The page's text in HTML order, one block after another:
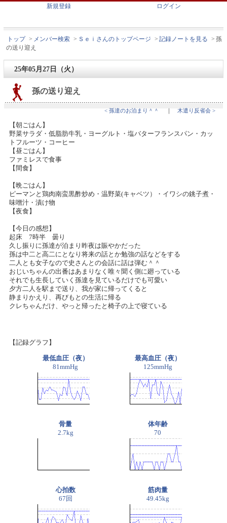
新規登録 ログイン
トップ > メンバー検索 > Ｓｅｉさんのトップページ > 記録ノートを見る > 孫
の送り迎え
25年05月27日（火）
孫の送り迎え
< 孫達のお泊まり＾＾ ｜ 木遣り反省会 >
【朝ごはん】
野菜サラダ・低脂肪牛乳・ヨーグルト・塩バターフランスパン・カッ
トフルーツ・コーヒー
【昼ごはん】
ファミレスで食事
【間食】
【晩ごはん】
ピーマンと鶏肉南蛮黒酢炒め・温野菜(キャベツ）・イワシの銚子煮・
味噌汁・漬け物
【夜食】
【今日の感想】
起床 7時半 曇り
久し振りに孫達が泊まり昨夜は賑やかだった
孫は中二と高二にとなり将来の話とか勉強の話などをする
二人とも女子なので史さんとの会話に話は弾む＾＾
おじいちゃんの出番はあまりなく唯々聞く側に廻っている
それでも生長していく孫達を見ているだけでも可愛い
夕方二人を駅まで送り、我が家に帰ってくると
静まりかえり、再びもとの生活に帰る
クレちゃんだけ、やっと帰ったと椅子の上で寝ている
【記録グラフ】
最低血圧（夜）
81mmHg
最高血圧（夜）
125mmHg
骨量
2.7kg
体年齢
70
心拍数
67回
筋肉量
49.45kg